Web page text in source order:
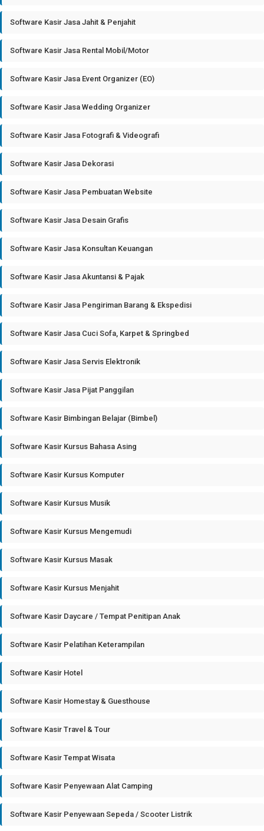
Software Kasir Jasa Jahit & Penjahit
Software Kasir Jasa Rental Mobil/Motor
Software Kasir Jasa Event Organizer (EO)
Software Kasir Jasa Wedding Organizer
Software Kasir Jasa Fotografi & Videografi
Software Kasir Jasa Dekorasi
Software Kasir Jasa Pembuatan Website
Software Kasir Jasa Desain Grafis
Software Kasir Jasa Konsultan Keuangan
Software Kasir Jasa Akuntansi & Pajak
Software Kasir Jasa Pengiriman Barang & Ekspedisi
Software Kasir Jasa Cuci Sofa, Karpet & Springbed
Software Kasir Jasa Servis Elektronik
Software Kasir Jasa Pijat Panggilan
Software Kasir Bimbingan Belajar (Bimbel)
Software Kasir Kursus Bahasa Asing
Software Kasir Kursus Komputer
Software Kasir Kursus Musik
Software Kasir Kursus Mengemudi
Software Kasir Kursus Masak
Software Kasir Kursus Menjahit
Software Kasir Daycare / Tempat Penitipan Anak
Software Kasir Pelatihan Keterampilan
Software Kasir Hotel
Software Kasir Homestay & Guesthouse
Software Kasir Travel & Tour
Software Kasir Tempat Wisata
Software Kasir Penyewaan Alat Camping
Software Kasir Penyewaan Sepeda / Scooter Listrik